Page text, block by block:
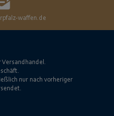
waffen.de
nur nach vorheriger